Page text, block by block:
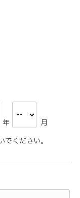
年
月
ください。